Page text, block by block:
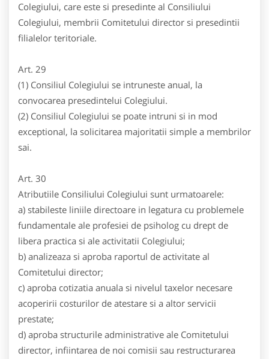
Colegiului, care este si presedinte al Consiliului
Colegiului, membrii Comitetului director si presedintii
filialelor teritoriale.
Art. 29
(1) Consiliul Colegiului se intruneste anual, la
convocarea presedintelui Colegiului.
(2) Consiliul Colegiului se poate intruni si in mod
exceptional, la solicitarea majoritatii simple a membrilor
sai.
Art. 30
Atributiile Consiliului Colegiului sunt urmatoarele:
a) stabileste liniile directoare in legatura cu problemele
fundamentale ale profesiei de psiholog cu drept de
libera practica si ale activitatii Colegiului;
b) analizeaza si aproba raportul de activitate al
Comitetului director;
c) aproba cotizatia anuala si nivelul taxelor necesare
acoperirii costurilor de atestare si a altor servicii
prestate;
d) aproba structurile administrative ale Comitetului
director, infiintarea de noi comisii sau restructurarea